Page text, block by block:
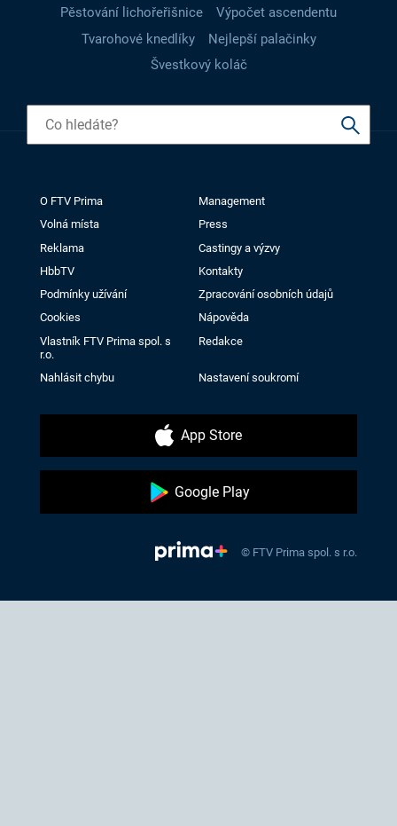
Pěstování lichořeřišnice
Výpočet ascendentu
Tvarohové knedlíky
Nejlepší palačinky
Švestkový koláč
O FTV Prima
Management
Volná místa
Press
Reklama
Castingy a výzvy
HbbTV
Kontakty
Podmínky užívání
Zpracování osobních údajů
Cookies
Nápověda
Vlastník FTV Prima spol. s
r.o.
Redakce
Nahlásit chybu Nastavení soukromí
App Store
Google Play
© FTV Prima spol. s r.o.